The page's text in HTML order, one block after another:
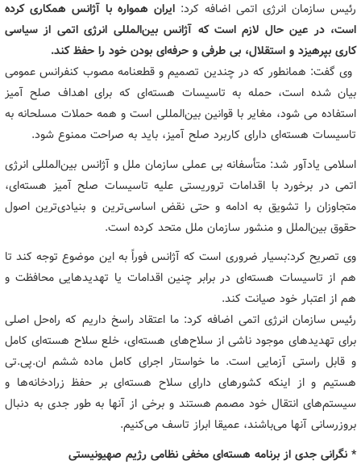
رئیس سازمان انرژی اتمی اضافه کرد: ایران همواره با آژانس همکاری کرده
است، در عین حال لازم است که آژانس بین‌المللی انرژی اتمی از سیاسی
کاری بپرهیزد و استقلال، بی طرفی و حرفه‌ای بودن خود را حفظ کند.
وی گفت: همانطور که در چندین تصمیم و قطعنامه مصوب کنفرانس عمومی
بیان شده است، حمله به تاسیسات هسته‌ای که برای اهداف صلح آمیز
استفاده می شود، مغایر با قوانین بین‌المللی است و همه حملات مسلحانه به
تاسیسات هسته‌ای دارای کاربرد صلح آمیز، باید به صراحت ممنوع شود.
اسلامی یادآور شد: متأسفانه بی عملی سازمان ملل و آژانس بین‌المللی انرژی
اتمی در برخورد با اقدامات تروریستی علیه تاسیسات صلح آمیز هسته‌ای،
متجاوزان را تشویق به ادامه و حتی نقض اساسی‌ترین و بنیادی‌ترین اصول
حقوق بین‌الملل و منشور سازمان ملل متحد کرده است.
وی تصریح کرد:‌بسیار ضروری است که آژانس فوراً به این موضوع توجه کند تا
هم از تاسیسات هسته‌ای در برابر چنین اقدامات یا تهدیدهایی محافظت و
هم از اعتبار خود صیانت کند.
رئیس سازمان انرژی اتمی اضافه کرد: ما اعتقاد راسخ داریم که راه‌حل اصلی
برای تهدیدهای موجود ناشی از سلاح‌های هسته‌ای، خلع سلاح هسته‌ای کامل
و قابل راستی آزمایی است. ما خواستار اجرای کامل ماده ششم ان.پی.تی
هستیم و از اینکه کشورهای دارای سلاح هسته‌ای بر حفظ زرادخانه‌ها و
سیستم‌های انتقال خود مصمم هستند و برخی از آنها به طور جدی به دنبال
بروزرسانی آنها می‌باشند، عمیقا ابراز تاسف می‌کنیم.
* نگرانی جدی از برنامه هسته‌ای مخفی نظامی رژیم صهیونیستی